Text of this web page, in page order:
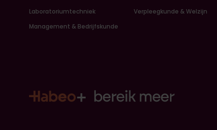
Laboratoriumtechniek
Management & Bedrijfskunde
Verpleegkunde & Welzijn